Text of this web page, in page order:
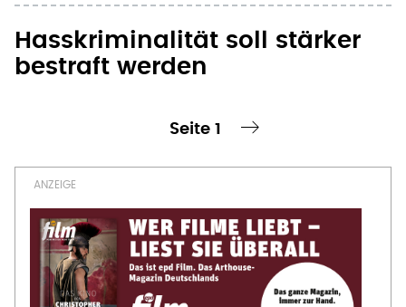
Hasskriminalität soll stärker
bestraft werden
Seite 1
nächste Seite ›